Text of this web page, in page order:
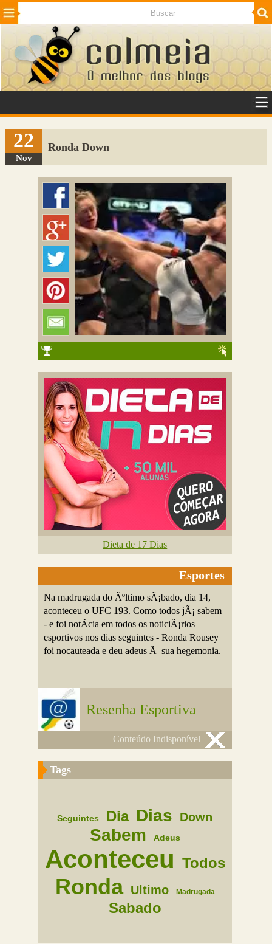
Beleza Cinema e TV
Internet Jogos NotÃ­cias SaÃºde
VeÃ­culos Adulto
Sugerir Link
Adicionar Blog
Colmeia Exchange
Perguntas Frequentes
22
Nov
Ronda Down
Dieta de 17 Dias
Esportes
Na madrugada do Ãºltimo sÃ¡bado, dia 14,
aconteceu o UFC 193. Como todos jÃ¡ sabem
- e foi notÃ­cia em todos os noticiÃ¡rios
esportivos nos dias seguintes - Ronda Rousey
foi nocauteada e deu adeus Ã sua hegemonia.
Resenha Esportiva
Conteúdo Indisponível
Tags
Seguintes Dia Dias Down
Sabem Adeus
Aconteceu Todos
Ronda Ultimo Madrugada
Sabado